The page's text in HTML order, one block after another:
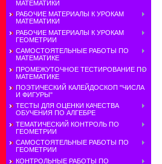
МАТЕМАТИКИ
РАБОЧИЕ МАТЕРИАЛЫ К УРОКАМ
МАТЕМАТИКИ
РАБОЧИЕ МАТЕРИАЛЫ К УРОКАМ
ГЕОМЕТРИИ
САМОСТОЯТЕЛЬНЫЕ РАБОТЫ ПО
МАТЕМАТИКЕ
ПРОМЕЖУТОЧНОЕ ТЕСТИРОВАНИЕ ПО
МАТЕМАТИКЕ
ПОЭТИЧЕСКИЙ КАЛЕЙДОСКОП "ЧИСЛА
И ФИГУРЫ"
ТЕСТЫ ДЛЯ ОЦЕНКИ КАЧЕСТВА
ОБУЧЕНИЯ ПО АЛГЕБРЕ
ТЕМАТИЧЕСКИЙ КОНТРОЛЬ ПО
ГЕОМЕТРИИ
САМОСТОЯТЕЛЬНЫЕ РАБОТЫ ПО
ГЕОМЕТРИИ
КОНТРОЛЬНЫЕ РАБОТЫ ПО